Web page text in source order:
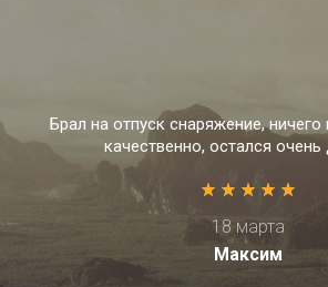
Брал на отпуск снаряжение,
качественно, остался
18 марта
Максим